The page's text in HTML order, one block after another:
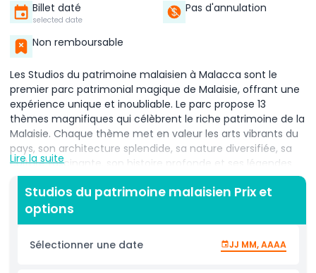
Billet daté
selected date
Pas d'annulation
Non remboursable
Les Studios du patrimoine malaisien à Malacca sont le
premier parc patrimonial magique de Malaisie, offrant une
expérience unique et inoubliable. Le parc propose 13
thèmes magnifiques qui célèbrent le riche patrimoine de la
Malaisie. Chaque thème met en valeur les arts vibrants du
pays, son architecture splendide, sa nature diversifiée, sa
culture fascinante, son histoire profonde et ses légendes
méconnues. Au fil de votre exploration, vous aurez
l'impression de pénétrer dans un monde magique rempli
d'histoires et de traditions envoûtantes. Contrairement aux
musées traditionnels, les Studios du patrimoine malaisien
permettent aux visiteurs d'apprendre grâce à des
expériences passionnantes et immersives. Parcourez des
Lire la suite
Studios du patrimoine malaisien Prix et
options
Sélectionner une date JJ MM, AAAA